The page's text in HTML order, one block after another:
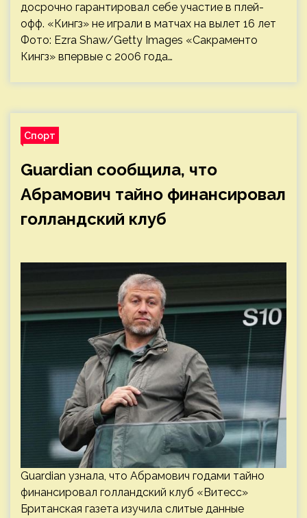
досрочно гарантировал себе участие в плей-
офф. «Кингз» не играли в матчах на вылет 16 лет
Фото: Ezra Shaw/Getty Images «Сакраменто
Кингз» впервые с 2006 года…
Спорт
Guardian сообщила, что
Абрамович тайно финансировал
голландский клуб
Guardian узнала, что Абрамович годами тайно
финансировал голландский клуб «Витесс»
Британская газета изучила слитые данные